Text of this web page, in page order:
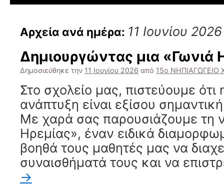
Αρχεία ανά ημέρα: 11 Ιουνίου 2026
Δημιουργώντας μια «Γωνιά
Δημοσιεύθηκε την 11 Ιουνίου 2026 από 15ο ΝΗΠΙΑΓΩΓΕΙΟ
Στο σχολείο μας, πιστεύουμε ότι
ανάπτυξη είναι εξίσου
Με χαρά σας παρουσιάζουμε τη
Ηρεμίας», έναν ειδικά
βοηθά τους μαθητές μας να
συναισθήματά τους και να
→